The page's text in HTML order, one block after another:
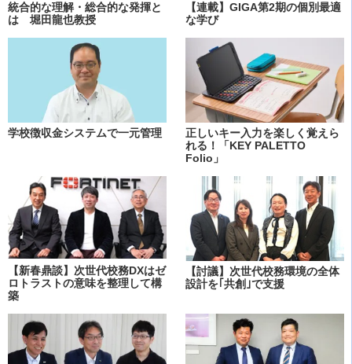
統合的な理解・総合的な発揮と
は 堀田龍也教授
【連載】GIGA第2期の個別最適
な学び
学校徴収金システムで一元管理
正しいキー入力を楽しく覚えら
れる！「KEY PALETTO
Folio」
【新春鼎談】次世代校務DXはゼ
ロトラストの意味を整理して構
築
【討議】次世代校務環境の全体
設計を｢共創｣で支援